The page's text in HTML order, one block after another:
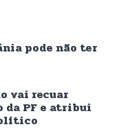
pode não ter
vai recuar
da PF e atribui